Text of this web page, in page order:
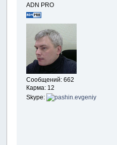
ADN PRO
Сообщений: 662
Карма: 12
Skype: